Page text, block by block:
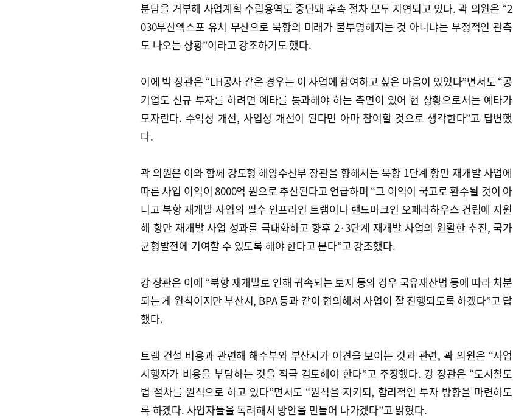
분담을 거부해 사업계획 수립용역도 중단돼 후속 절차 모두 지연되고 있다. 곽 의원은 “2
030부산엑스포 유치 무산으로 북항의 미래가 불투명해지는 것 아니냐는 부정적인 관측
도 나오는 상황”이라고 강조하기도 했다.
이에 박 장관은 “LH공사 같은 경우는 이 사업에 참여하고 싶은 마음이 있었다”면서도 “공
기업도 신규 투자를 하려면 예타를 통과해야 하는 측면이 있어 현 상황으로서는 예타가
모자란다. 수익성 개선, 사업성 개선이 된다면 아마 참여할 것으로 생각한다”고 답변했
다.
곽 의원은 이와 함께 강도형 해양수산부 장관을 향해서는 북항 1단계 항만 재개발 사업에
따른 사업 이익이 8000억 원으로 추산된다고 언급하며 “그 이익이 국고로 환수될 것이 아
니고 북항 재개발 사업의 필수 인프라인 트램이나 랜드마크인 오페라하우스 건립에 지원
해 항만 재개발 사업 성과를 극대화하고 향후 2·3단계 재개발 사업의 원활한 추진, 국가
균형발전에 기여할 수 있도록 해야 한다고 본다”고 강조했다.
강 장관은 이에 “북항 재개발로 인해 귀속되는 토지 등의 경우 국유재산법 등에 따라 처분
되는 게 원칙이지만 부산시, BPA 등과 같이 협의해서 사업이 잘 진행되도록 하겠다”고 답
했다.
트램 건설 비용과 관련해 해수부와 부산시가 이견을 보이는 것과 관련, 곽 의원은 “사업
시행자가 비용을 부담하는 것을 적극 검토해야 한다”고 주장했다. 강 장관은 “도시철도
법 절차를 원칙으로 하고 있다”면서도 “원칙을 지키되, 합리적인 투자 방향을 마련하도
록 하겠다. 사업자들을 독려해서 방안을 만들어 나가겠다”고 밝혔다.